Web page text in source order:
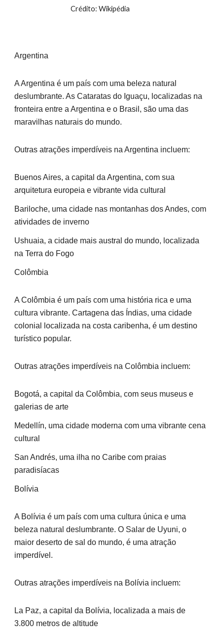
Crédito: Wikipédia
Argentina
A Argentina é um país com uma beleza natural
deslumbrante. As Cataratas do Iguaçu, localizadas na
fronteira entre a Argentina e o Brasil, são uma das
maravilhas naturais do mundo.
Outras atrações imperdíveis na Argentina incluem:
Buenos Aires, a capital da Argentina, com sua
arquitetura europeia e vibrante vida cultural
Bariloche, uma cidade nas montanhas dos Andes, com
atividades de inverno
Ushuaia, a cidade mais austral do mundo, localizada
na Terra do Fogo
Colômbia
A Colômbia é um país com uma história rica e uma
cultura vibrante. Cartagena das Índias, uma cidade
colonial localizada na costa caribenha, é um destino
turístico popular.
Outras atrações imperdíveis na Colômbia incluem:
Bogotá, a capital da Colômbia, com seus museus e
galerias de arte
Medellín, uma cidade moderna com uma vibrante cena
cultural
San Andrés, uma ilha no Caribe com praias
paradisíacas
Bolívia
A Bolívia é um país com uma cultura única e uma
beleza natural deslumbrante. O Salar de Uyuni, o
maior deserto de sal do mundo, é uma atração
imperdível.
Outras atrações imperdíveis na Bolívia incluem:
La Paz, a capital da Bolívia, localizada a mais de
3.800 metros de altitude